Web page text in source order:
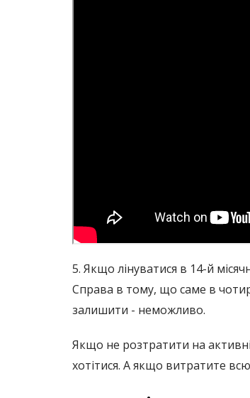
5. Якщо лінуватися в 14-й
Справа в тому, що саме в
залишити - неможливо.
Якщо не розтратити на
хотітися. А якщо витратите